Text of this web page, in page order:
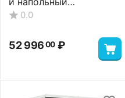
51 59600 ₽